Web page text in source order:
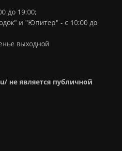
до 19:00;
и "Юпитер" - с 10:00 до
выходной
не является публичной